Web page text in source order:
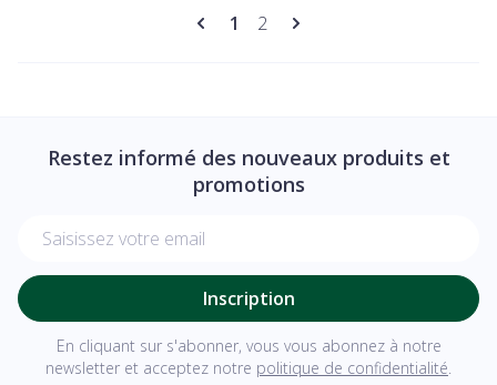
Pages
Vous lisez actuellement la
1 Page
2
Restez informé des nouveaux produits et
promotions
Inscription
En cliquant sur s'abonner, vous vous abonnez à notre
newsletter et acceptez notre politique de confidentialité